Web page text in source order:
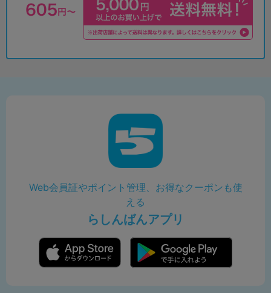
Web会員証やポイント管理、お得なクーポンも使
える
らしんばんアプリ